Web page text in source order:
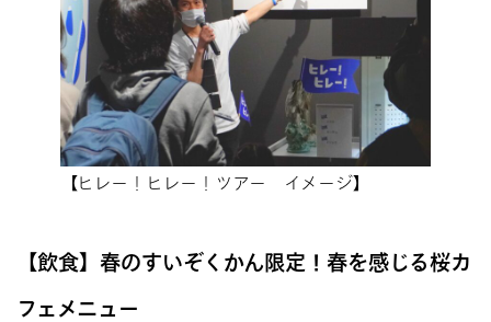
【ヒレー！ヒレー！ツアー イメージ】
【飲食】春のすいぞくかん限定！春を感じる桜カ
フェメニュー